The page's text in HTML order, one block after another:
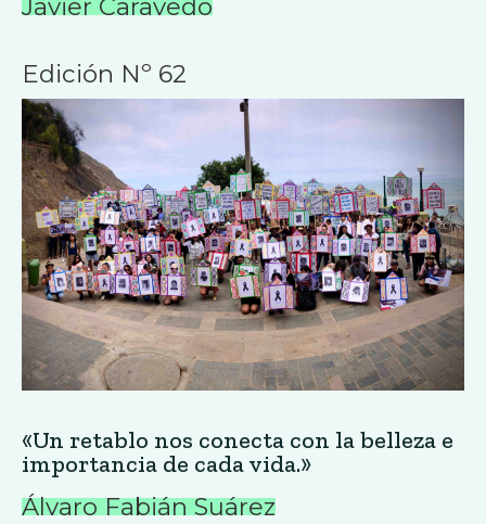
Javier Caravedo
Edición Nº 62
«Un retablo nos conecta con la belleza e
importancia de cada vida.»
Álvaro Fabián Suárez